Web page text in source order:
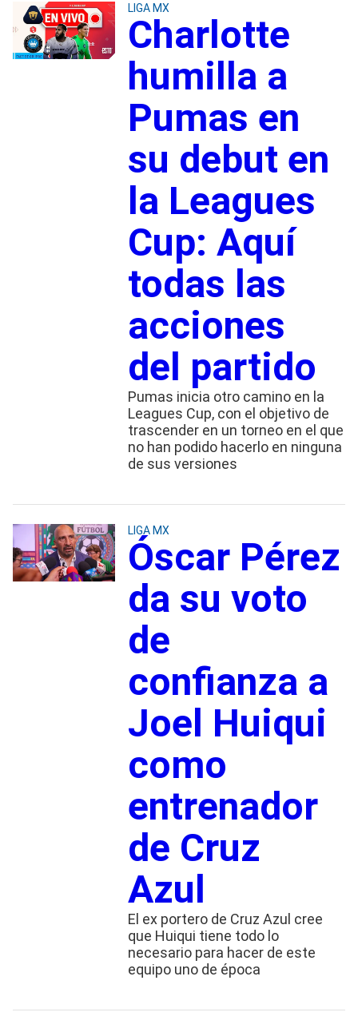
LIGA MX
Charlotte
humilla a
Pumas en
su debut en
la Leagues
Cup: Aquí
todas las
acciones
del partido
Pumas inicia otro camino en la
Leagues Cup, con el objetivo de
trascender en un torneo en el que
no han podido hacerlo en ninguna
de sus versiones
LIGA MX
Óscar Pérez
da su voto
de
confianza a
Joel Huiqui
como
entrenador
de Cruz
Azul
El ex portero de Cruz Azul cree
que Huiqui tiene todo lo
necesario para hacer de este
equipo uno de época